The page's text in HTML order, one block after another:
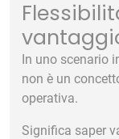
In uno scenario
non è un
operativa.
Significa saper